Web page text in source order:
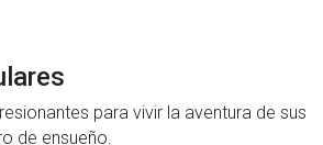
para vivir la aventura de sus
de ensueño.